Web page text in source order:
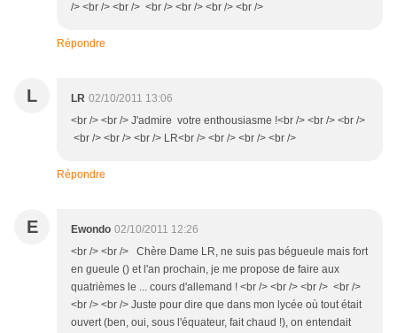
/> <br /> <br /> <br /> <br /> <br /> <br />
Répondre
L LR 02/10/2011 13:06
<br /> <br /> J'admire votre enthousiasme !<br /> <br /> <br />
<br /> <br /> <br /> LR<br /> <br /> <br /> <br />
Répondre
E Ewondo 02/10/2011 12:26
<br /> <br /> Chère Dame LR, ne suis pas bégueule mais fort
en gueule () et l'an prochain, je me propose de faire aux
quatrièmes le ... cours d'allemand ! <br /> <br /> <br /> <br />
<br /> <br /> Juste pour dire que dans mon lycée où tout était
ouvert (ben, oui, sous l'équateur, fait chaud !), on entendait